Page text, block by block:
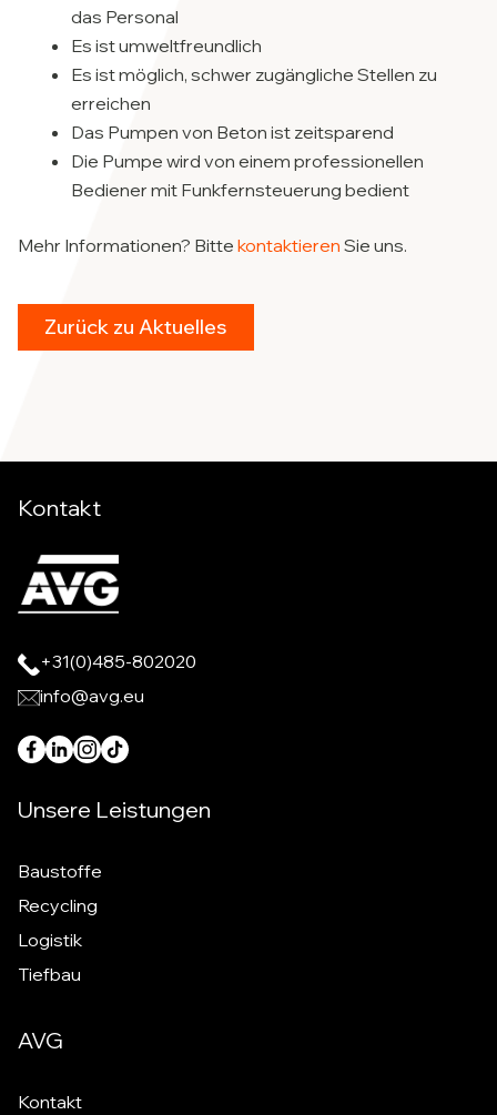
das Personal
Es ist umweltfreundlich
Es ist möglich, schwer zugängliche Stellen zu
erreichen
Das Pumpen von Beton ist zeitsparend
Die Pumpe wird von einem professionellen
Bediener mit Funkfernsteuerung bedient
Mehr Informationen? Bitte kontaktieren Sie uns.
Zurück zu Aktuelles
Kontakt
+31(0)485-802020
info@avg.eu
Unsere Leistungen
Baustoffe
Recycling
Logistik
Tiefbau
AVG
Kontakt